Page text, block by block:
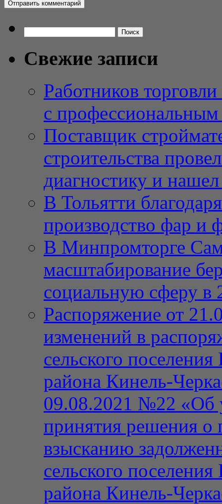
Свежие записи
Работников
с
Поставщик
строительства
диагностику и
В Тольятти
производство фар и
В Минпромторге
масштабирование
социальную сферу в
Распоряжение от
изменений в
сельского
района Кинель-
09.08.2021 №22 «Об
принятия решения о
взысканию
сельского
района Кинель-